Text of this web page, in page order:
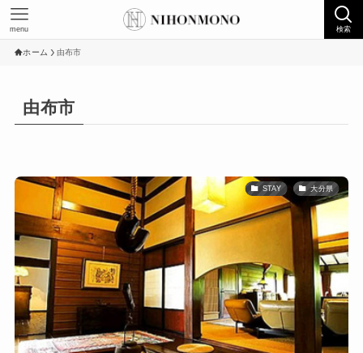
検索
menu
ホーム 由布市
由布市
STAY 大分県